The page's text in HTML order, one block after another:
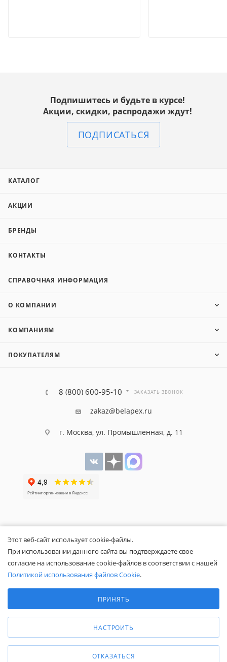
Подпишитесь и будьте в курсе!
Акции, скидки, распродажи ждут!
ПОДПИСАТЬСЯ
КАТАЛОГ
АКЦИИ
БРЕНДЫ
КОНТАКТЫ
СПРАВОЧНАЯ ИНФОРМАЦИЯ
О КОМПАНИИ
КОМПАНИЯМ
ПОКУПАТЕЛЯМ
8 (800) 600-95-10 ЗАКАЗАТЬ ЗВОНОК
zakaz@belapex.ru
г. Москва, ул. Промышленная, д. 11
Общество с ограниченной ответственностью «Белапекс», ИНН
9724044802
Обращаем ваше внимание, что вся представленная на сайте
информация носит исключительно информационный характер и не
является публичной офертой.
Вы принимаете условия
конфиденциальностиипользовательского соглашениякаждый раз,
когда оставляете свои данные в любой форме обратной связи на
сайте Белапекс.ру.
© 2020 — 2025 Белапекс.ру
Этот веб-сайт использует cookie-файлы.
При использовании данного сайта вы подтверждаете свое
согласие на использование cookie-файлов в соответствии с нашей
Политикой использования файлов Cookie.
Аналитические/Функциональные
ПРИНЯТЬ
НАСТРОИТЬ
ОТКАЗАТЬСЯ